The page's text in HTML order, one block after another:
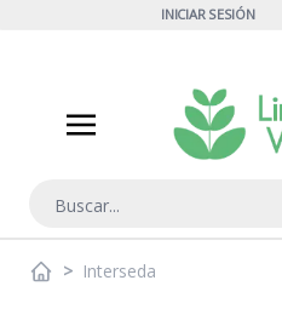
INICIAR SESIÓN
> Interseda